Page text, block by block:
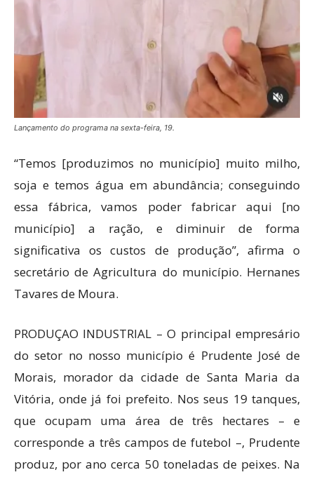
Lançamento do programa na sexta-feira, 19.
“Temos [produzimos no município] muito milho,
soja e temos água em abundância; conseguindo
essa fábrica, vamos poder fabricar aqui [no
município] a ração, e diminuir de forma
significativa os custos de produção”, afirma o
secretário de Agricultura do município. Hernanes
Tavares de Moura.
PRODUÇAO INDUSTRIAL – O principal empresário
do setor no nosso município é Prudente José de
Morais, morador da cidade de Santa Maria da
Vitória, onde já foi prefeito. Nos seus 19 tanques,
que ocupam uma área de três hectares – e
corresponde a três campos de futebol –, Prudente
produz, por ano cerca 50 toneladas de peixes. Na